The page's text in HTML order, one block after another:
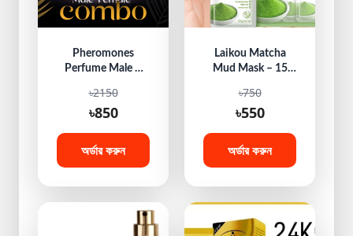
Pheromones
Perfume Male &
Offer
৳2150
৳850
অর্ডার করুন
Laikou Matcha
Mud Mask – 15
৳750
৳550
অর্ডার করুন